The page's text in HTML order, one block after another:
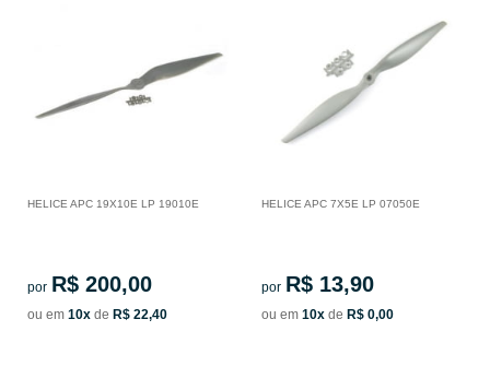
HELICE APC 19X10E LP 19010E
por R$ 200,00
ou em 10x de R$ 22,40
HELICE APC 7X5E LP 07050E
por R$ 13,90
ou em 10x de R$ 0,00